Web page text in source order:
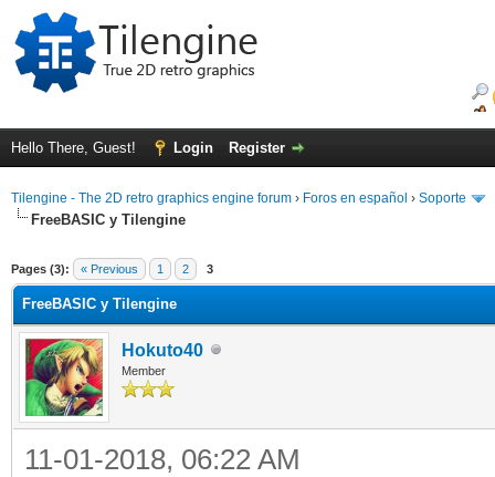
Hello There, Guest! Login Register
Tilengine - The 2D retro graphics engine forum › Foros en español › Soporte
FreeBASIC y Tilengine
Pages (3): « Previous 1 2 3
FreeBASIC y Tilengine
Hokuto40
Member
11-01-2018, 06:22 AM